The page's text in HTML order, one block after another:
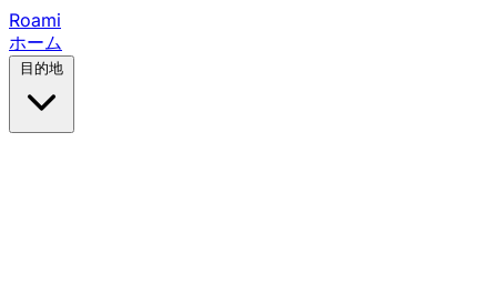
Roami
ホーム
目的地